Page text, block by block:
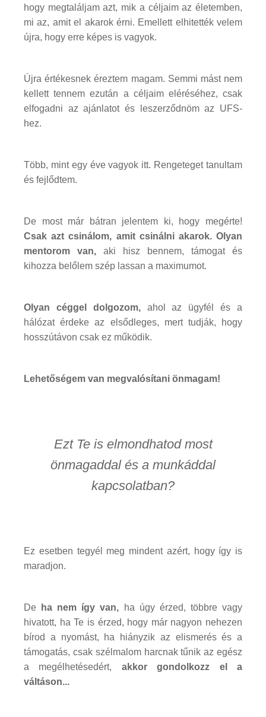
hogy megtaláljam azt, mik a céljaim az életemben,
mi az, amit el akarok érni. Emellett elhitették velem
újra, hogy erre képes is vagyok.
Újra értékesnek éreztem magam. Semmi mást nem
kellett tennem ezután a céljaim eléréséhez, csak
elfogadni az ajánlatot és leszerződnöm az UFS-
hez.
Több, mint egy éve vagyok itt. Rengeteget tanultam
és fejlődtem.
De most már bátran jelentem ki, hogy megérte!
Csak azt csinálom, amit csinálni akarok. Olyan
mentorom van, aki hisz bennem, támogat és
kihozza belőlem szép lassan a maximumot.
Olyan céggel dolgozom,ahol az ügyfél és a
hálózat érdeke az elsődleges, mert tudják, hogy
hosszútávon csak ez működik.
Lehetőségem van megvalósítani önmagam!
Ezt Te is elmondhatod most
önmagaddal és a munkáddal
kapcsolatban?
Ez esetben tegyél meg mindent azért, hogy így is
maradjon.
De ha nem így van, ha úgy érzed, többre vagy
hivatott, ha Te is érzed, hogy már nagyon nehezen
bírod a nyomást, ha hiányzik az elismerés és a
támogatás, csak szélmalom harcnak tűnik az egész
a megélhetésedért, akkor gondolkozz el a
váltáson...